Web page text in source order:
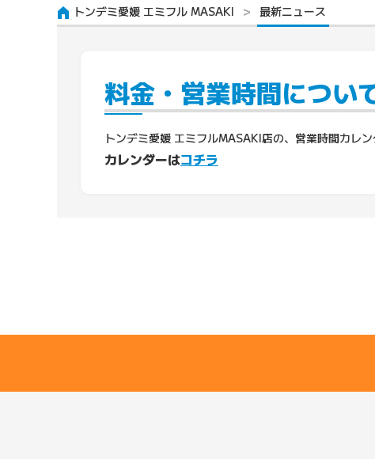
トンデミ愛媛 エミフル MASAKI 最新ニュース
料金・営業時間につい
トンデミ愛媛 エミフルMASAKI店の、営業時間カレ
カレンダーはコチラ